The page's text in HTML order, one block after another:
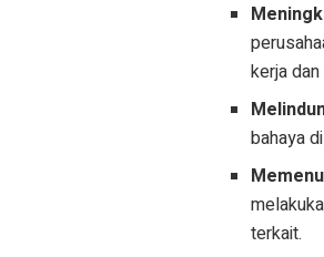
kerja
bahaya
terkait.